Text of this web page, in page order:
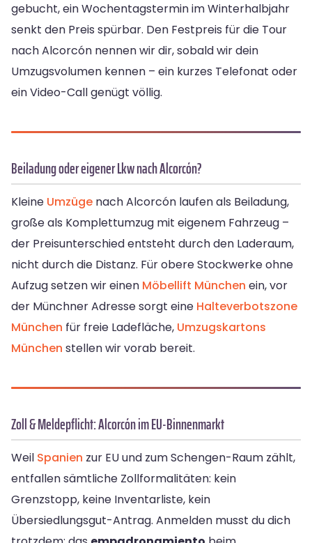
gebucht, ein Wochentagstermin im Winterhalbjahr
senkt den Preis spürbar. Den Festpreis für die Tour
nach Alcorcón nennen wir dir, sobald wir dein
Umzugsvolumen kennen – ein kurzes Telefonat oder
ein Video-Call genügt völlig.
Beiladung oder eigener Lkw nach Alcorcón?
Kleine Umzüge nach Alcorcón laufen als Beiladung,
große als Komplettumzug mit eigenem Fahrzeug –
der Preisunterschied entsteht durch den Laderaum,
nicht durch die Distanz. Für obere Stockwerke ohne
Aufzug setzen wir einen Möbellift München ein, vor
der Münchner Adresse sorgt eine Halteverbotszone
München für freie Ladefläche, Umzugskartons
München stellen wir vorab bereit.
Zoll & Meldepflicht: Alcorcón im EU-Binnenmarkt
Weil Spanien zur EU und zum Schengen-Raum zählt,
entfallen sämtliche Zollformalitäten: kein
Grenzstopp, keine Inventarliste, kein
Übersiedlungsgut-Antrag. Anmelden musst du dich